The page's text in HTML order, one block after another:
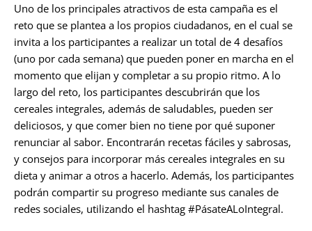
Uno de los principales atractivos de esta campaña es el
reto que se plantea a los propios ciudadanos, en el cual se
invita a los participantes a realizar un total de 4 desafíos
(uno por cada semana) que pueden poner en marcha en el
momento que elijan y completar a su propio ritmo. A lo
largo del reto, los participantes descubrirán que los
cereales integrales, además de saludables, pueden ser
deliciosos, y que comer bien no tiene por qué suponer
renunciar al sabor. Encontrarán recetas fáciles y sabrosas,
y consejos para incorporar más cereales integrales en su
dieta y animar a otros a hacerlo. Además, los participantes
podrán compartir su progreso mediante sus canales de
redes sociales, utilizando el hashtag #PásateALoIntegral.